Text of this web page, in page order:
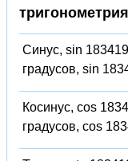
тригонометрия
Синус, sin
градусов, sin
Косинус, cos
градусов, cos